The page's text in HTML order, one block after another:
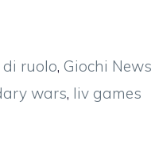
di ruolo, Giochi News
wars, liv games